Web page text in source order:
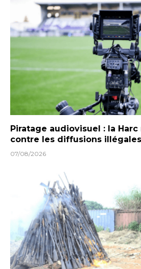
Piratage audiovisuel : la
contre les diffusions
07/08/2026